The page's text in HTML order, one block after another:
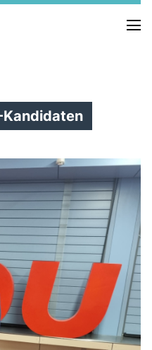
CDU
Kandidaten